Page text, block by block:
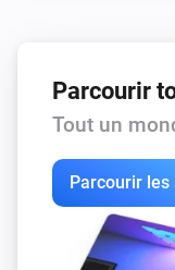
Parcourir
Tout un
Parcourir les